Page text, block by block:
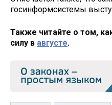
госинформсистемы
Также читайте о том,
силу в августе.